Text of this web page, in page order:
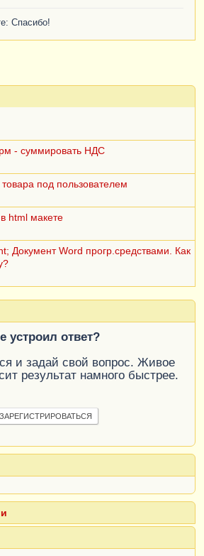
Спасибо!
- суммировать НДС
под пользователем
html макете
Документ Word прогр.средствами. Как
устроил ответ?
и задай свой вопрос. Живое
результат намного быстрее.
ЗАРЕГИСТРИРОВАТЬСЯ